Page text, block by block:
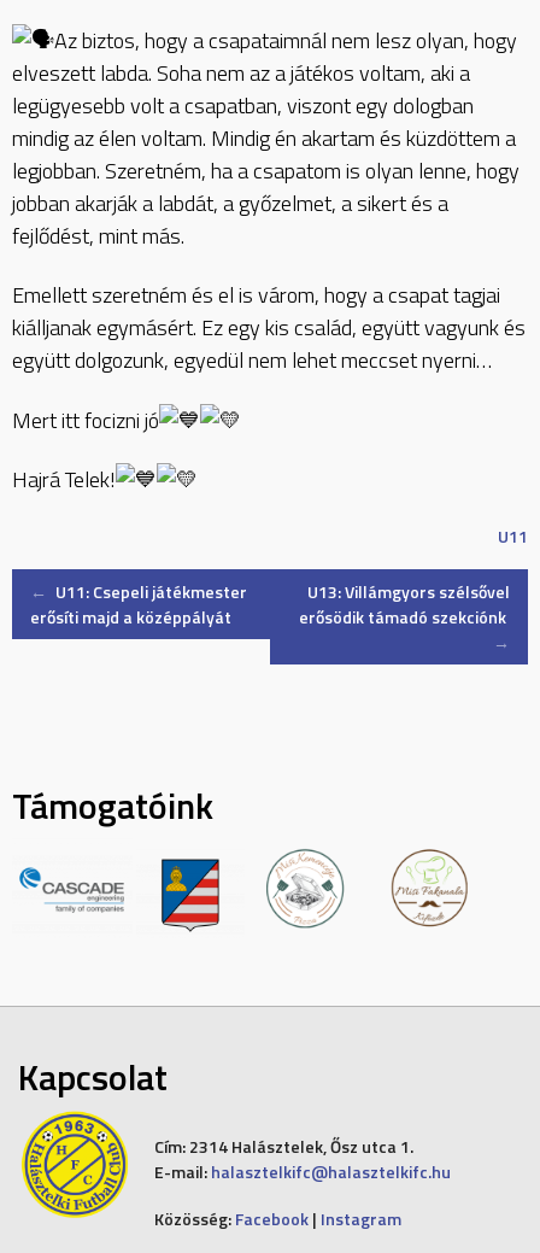
Az biztos, hogy a csapataimnál nem lesz olyan, hogy
elveszett labda. Soha nem az a játékos voltam, aki a
legügyesebb volt a csapatban, viszont egy dologban
mindig az élen voltam. Mindig én akartam és küzdöttem a
legjobban. Szeretném, ha a csapatom is olyan lenne, hogy
jobban akarják a labdát, a győzelmet, a sikert és a
fejlődést, mint más.
Emellett szeretném és el is várom, hogy a csapat tagjai
kiálljanak egymásért. Ez egy kis család, együtt vagyunk és
együtt dolgozunk, egyedül nem lehet meccset nyerni…
Mert itt focizni jó
Hajrá Telek!
U11
Post
← U11: Csepeli játékmester
erősíti majd a középpályát
U13: Villámgyors szélsővel
erősödik támadó szekciónk
→
Támogatóink
Kapcsolat
Cím:2314 Halásztelek, Ősz utca 1.
E-mail: halasztelkifc@halasztelkifc.hu
Közösség: Facebook| Instagram